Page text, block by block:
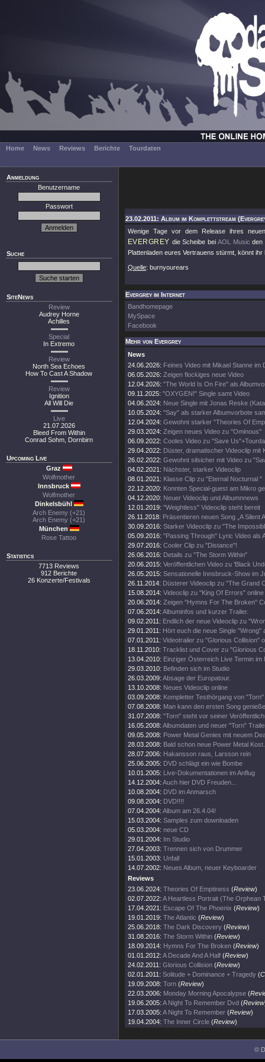
Home News Reviews Berichte Tourdaten
Anmeldung
Benutzername
Passwort
Suche
SiteNews
Review
Audrey Horne
Achilles
Special
In Extremo
Review
North Sea Echoes
How To Cast A Shadow
Review
Ignition
All Will Die
Live
21.07.2026
Bleed From Within
Conrad Sohm, Dornbirn
Upcoming Live
Graz
Wolfmother
Innsbruck
Wolfmother
Dinkelsbühl
Arch Enemy (+21)
Arch Enemy (+21)
München
Rose Tattoo
Statistics
7713 Reviews
912 Berichte
26 Konzerte/Festivals
23.02.2011: Album im Komplettstream
Wenige Tage vor dem Release ihres
EVERGREY die Scheibe bei AOL Music den
Plattenladen eures Vertrauens stürmt, könnt
Quelle: burnyourears
Evergrey im Internet
Bandhomepage
MySpace
Facebook
Mehr von Evergrey
News
24.06.2026: Feines Video mit Mikael Stanne im
06.05.2026: Zeigen flockiges neue Video
12.04.2026: "The World Is On Fire" als
09.11.2025: "OXYGEN!" Single samt Video
04.06.2024: Neue Single mit Jonas Reske
10.05.2024: "Say" als starker Albumvorbote
12.04.2024: Gewohnt starker "Theories Of
29.03.2024: Zeigen neues Video zu "Ominous"
06.09.2022: Cooles Video zu "Save
29.04.2022: Düster, dramatischer Videoclip mit
26.02.2022: Gewohnt silsicher mit Video zu
04.02.2021: Nächster, starker Videoclip
08.01.2021: Klasse Clip zu "Eternal Nocturnal "
22.12.2020: Konnten Special-guest am Mikro
04.12.2020: Neuer Videoclip und Albumnnews
12.01.2019: "Weightless" Videoclip steht bereit
26.11.2018: Präsentieren neuen Song „A Silent
30.09.2016: Starker Videoclip zu "The
05.09.2016: "Passing Through" Lyric Video als
29.07.2016: Cooler Clip zu "Distance"!
26.06.2016: Details zu "The Storm Within"
20.06.2015: Veröffentlichen Video zu 'Black
26.05.2015: Sensationelle Innsbruck-Show im
26.11.2014: Düsterer Videoclip zu "The Grand
15.08.2014: Videoclip zu "King Of Errors" online
20.06.2014: Zeigen "Hymns For The Broken"
07.06.2014: Albuminfos und kurzer Trailer.
09.02.2011: Endlich der neue Videoclip zu
29.01.2011: Hört euch die neue Single "Wrong"
07.01.2011: Videotrailer zu "Glorious Collision"
18.11.2010: Tracklist und Cover zu "Glorious
13.04.2010: Einziger Österreich Live Termin im
29.03.2010: Befinden sich im Studio
26.03.2009: Absage der Europatour.
13.10.2008: Neues Videoclip online
03.09.2008: Kompletter Testhörgang von
07.08.2008: Man kann den ersten Song
31.07.2008: "Torn" steht vor seiner
16.05.2008: Albumdaten und neuer "Torn"
09.05.2008: Power Metal Genies mit neuem
28.03.2008: Bald schon neue Power Metal
28.07.2006: Hakansson raus, Larsson rein
25.06.2005: DVD schlägt ein wie Bombe
10.01.2005: Live-Dokumentationen im Anflug
14.12.2004: Auch hier DVD Freuden...
10.08.2004: DVD im Anmarsch
09.08.2004: DVD!!!!
07.04.2004: Album am 26.4.04!
15.03.2004: Samples zum downloaden
05.03.2004: neue CD
29.01.2004: Im Studio
27.04.2003: Trennen sich von Drummer
15.01.2003: Unfall
14.07.2002: Neues Album, neuer Keyboarder
Reviews
23.06.2024: Theories Of Emptiness (Review)
02.07.2022: A Heartless Portrait (The Orphean
17.04.2021: Escape Of The Phoenix (Review)
19.01.2019: The Atlantic (Review)
25.06.2018: The Dark Discovery (Review)
31.08.2016: The Storm Within (Review)
18.09.2014: Hymns For The Broken (Review)
01.01.2012: A Decade And A Half (Review)
24.02.2011: Glorious Collision (Review)
02.01.2011: Solitude + Dominance + Tragedy (
19.09.2008: Torn (Review)
22.03.2006: Monday Morning Apocalypse (
19.06.2005: A Night To Remember Dvd (Review
17.03.2005: A Night To Remember (Review)
19.04.2004: The Inner Circle (Review)
©